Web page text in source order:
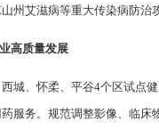
州艾滋病等重大传染病防
高质量发展
城、怀柔、平谷4个区试点
服务。规范调整影像、临